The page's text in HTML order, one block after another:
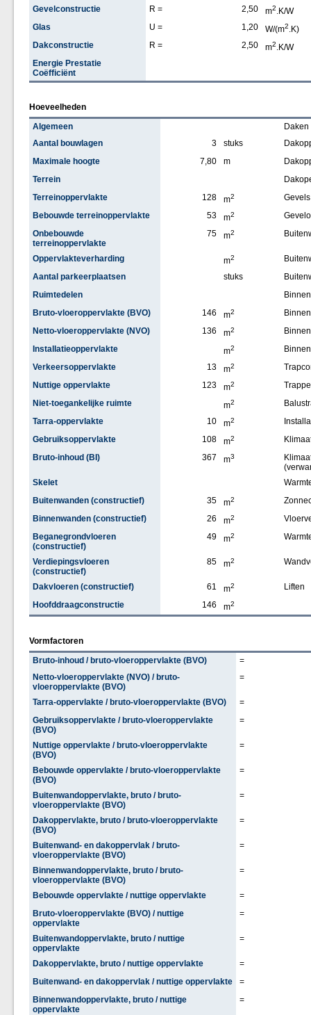
Gevelconstructie
R = 2,50 m2.K/W
Glas
U = 1,20 W/(m2.K)
Dakconstructie
R = 2,50 m2.K/W
Energie Prestatie
Coëfficiënt
Hoeveelheden
Algemeen
Daken
Aantal bouwlagen
3 stuks
Maximale hoogte
7,80 m
Terrein
Terreinoppervlakte
128 m2
Gevels
Bebouwde terreinoppervlakte
53 m2
Onbebouwde
terreinoppervlakte
75 m2
Oppervlakteverharding m2
Aantal parkeerplaatsen
stuks
Ruimtedelen
Bruto-vloeroppervlakte (BVO)
146 m2
Netto-vloeroppervlakte (NVO)
136 m2
Installatieoppervlakte
m2
Verkeersoppervlakte
13 m2
Nuttige oppervlakte
123 m2
Niet-toegankelijke ruimte
m2
Tarra-oppervlakte
10 m2
Gebruiksoppervlakte
108 m2
Bruto-inhoud (BI)
367 m3
Skelet
Buitenwanden (constructief)
35 m2
Binnenwanden (constructief)
26 m2
Beganegrondvloeren
(constructief)
49 m2
Verdiepingsvloeren
(constructief)
85 m2
Dakvloeren (constructief) 61 m2
Liften
Hoofddraagconstructie
146 m2
Vormfactoren
Bruto-inhoud / bruto-vloeroppervlakte (BVO)
=
Netto-vloeroppervlakte (NVO) / bruto-
vloeroppervlakte (BVO)
=
Tarra-oppervlakte / bruto-vloeroppervlakte (BVO)
=
Gebruiksoppervlakte / bruto-vloeroppervlakte
(BVO)
=
Nuttige oppervlakte / bruto-vloeroppervlakte
(BVO)
=
Bebouwde oppervlakte / bruto-vloeroppervlakte
(BVO)
=
Buitenwandoppervlakte, bruto / bruto-
vloeroppervlakte (BVO)
=
Dakoppervlakte, bruto / bruto-vloeroppervlakte
(BVO)
=
Buitenwand- en dakoppervlak / bruto-
vloeroppervlakte (BVO)
=
Binnenwandoppervlakte, bruto / bruto-
vloeroppervlakte (BVO)
=
Bebouwde oppervlakte / nuttige oppervlakte
=
Bruto-vloeroppervlakte (BVO) / nuttige
oppervlakte
=
Buitenwandoppervlakte, bruto / nuttige
oppervlakte
=
Dakoppervlakte, bruto / nuttige oppervlakte
=
Buitenwand- en dakoppervlak / nuttige oppervlakte
=
Binnenwandoppervlakte, bruto / nuttige
oppervlakte
=